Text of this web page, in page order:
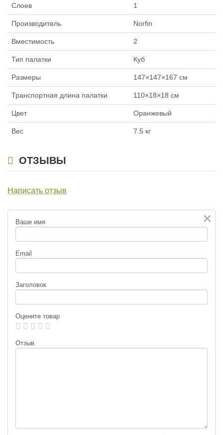
Слоев 1
Производитель Norfin
Вместимость 2
Тип палатки Куб
Размеры 147×147×167 см
Транспортная длина палатки 110×18×18 см
Цвет Оранжевый
Вес 7.5 кг
ОТЗЫВЫ
Написать отзыв
×
Ваше имя
Email
Заголовок
Оцените товар
Отзыв